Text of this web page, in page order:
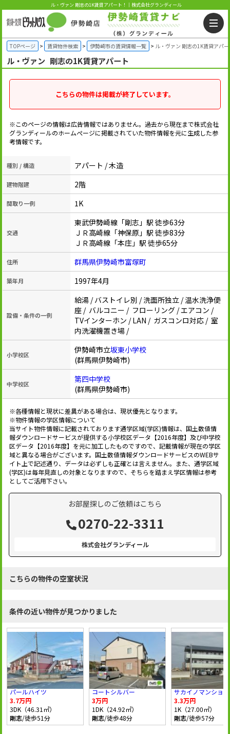
ル・ヴァン 剛志の1K賃貸アパート！｜株式会社グランディール
TOPページ 賃貸物件検索 伊勢崎市の賃貸情報一覧 ル・ヴァン 剛志の1K賃貸アパ
ル・ヴァン 剛志の1K賃貸アパート
こちらの物件は掲載が終了しています。
※このページの情報は広告情報ではありません。過去から現在まで株式会社
グランディールのホームぺージに掲載されていた物件情報を元に生成した参
考情報です。
種別 / 構造 アパート / 木造
建物階建 2階
間取り一例 1K
交通
東武伊勢崎線「剛志」駅 徒歩63分
ＪＲ高崎線「神保原」駅 徒歩83分
ＪＲ高崎線「本庄」駅 徒歩65分
住所 群馬県伊勢崎市富塚町
築年月 1997年4月
設備・条件の一例
給湯 / バストイレ別 / 洗面所独立 / 温水洗浄便
座 / バルコニー / フローリング / エアコン /
TVインターホン / LAN / ガスコンロ対応 / 室
内洗濯機置き場 /
小学校区 伊勢崎市立坂東小学校
(群馬県伊勢崎市)
中学校区
第四中学校
(群馬県伊勢崎市)
※各種情報と現状に差異がある場合は、現状優先となります。
※物件情報の学区情報について
当サイト物件情報に記載されております通学区域(学区)情報は、国土数値情
報ダウンロードサービスが提供する小学校区データ【2016年度】及び中学校
区データ【2016年度】を元に加工したものですので、記載情報が現在の学区
域と異なる場合がございます。国土数値情報ダウンロードサービスのWEBサ
イト上で記述通り、データは必ずしも正確とは言えません。また、通学区域
(学区)は毎年見直しの対象となりますので、そちらを踏まえ学区情報は参考
としてご活用下さい。
お部屋探しのご依頼はこちら
0270-22-3311
株式会社グランディール
こちらの物件の空室状況
条件の近い物件が見つかりました
パールハイツ
3.7万円
3DK（46.31㎡）
剛志/徒歩51分
コートシルバー
3万円
1DK（24.92㎡）
剛志/徒歩48分
サカイノマンション
3.3万円
1K（27.00㎡）
剛志/徒歩57分